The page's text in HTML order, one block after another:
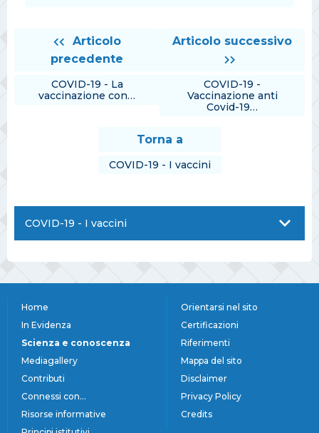
Articolo
precedente
COVID-19 - La
vaccinazione con…
Articolo successivo
COVID-19 -
Vaccinazione anti
Covid-19…
Torna a
COVID-19 - I vaccini
COVID-19 - I vaccini
Home
In Evidenza
Scienza e conoscenza
Mediagallery
Contributi
Connessi con...
Risorse informative
Orientarsi nel sito
Certificazioni
Riferimenti
Mappa del sito
Disclaimer
Privacy Policy
Credits